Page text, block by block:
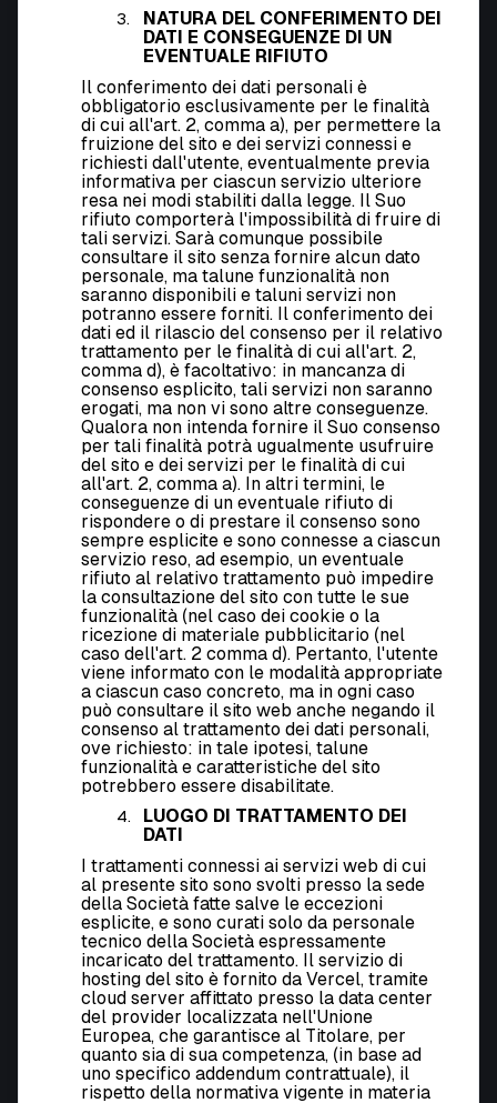
NATURA DEL CONFERIMENTO DEI
DATI E CONSEGUENZE DI UN
EVENTUALE RIFIUTO
Il conferimento dei dati personali è
obbligatorio esclusivamente per le finalità
di cui all'art. 2, comma a), per permettere la
fruizione del sito e dei servizi connessi e
richiesti dall'utente, eventualmente previa
informativa per ciascun servizio ulteriore
resa nei modi stabiliti dalla legge. Il Suo
rifiuto comporterà l'impossibilità di fruire di
tali servizi. Sarà comunque possibile
consultare il sito senza fornire alcun dato
personale, ma talune funzionalità non
saranno disponibili e taluni servizi non
potranno essere forniti. Il conferimento dei
dati ed il rilascio del consenso per il relativo
trattamento per le finalità di cui all'art. 2,
comma d), è facoltativo: in mancanza di
consenso esplicito, tali servizi non saranno
erogati, ma non vi sono altre conseguenze.
Qualora non intenda fornire il Suo consenso
per tali finalità potrà ugualmente usufruire
del sito e dei servizi per le finalità di cui
all'art. 2, comma a). In altri termini, le
conseguenze di un eventuale rifiuto di
rispondere o di prestare il consenso sono
sempre esplicite e sono connesse a ciascun
servizio reso, ad esempio, un eventuale
rifiuto al relativo trattamento può impedire
la consultazione del sito con tutte le sue
funzionalità (nel caso dei cookie o la
ricezione di materiale pubblicitario (nel
caso dell'art. 2 comma d). Pertanto, l'utente
viene informato con le modalità appropriate
a ciascun caso concreto, ma in ogni caso
può consultare il sito web anche negando il
consenso al trattamento dei dati personali,
ove richiesto: in tale ipotesi, talune
funzionalità e caratteristiche del sito
potrebbero essere disabilitate.
LUOGO DI TRATTAMENTO DEI
DATI
I trattamenti connessi ai servizi web di cui
al presente sito sono svolti presso la sede
della Società fatte salve le eccezioni
esplicite, e sono curati solo da personale
tecnico della Società espressamente
incaricato del trattamento. Il servizio di
hosting del sito è fornito da Vercel, tramite
cloud server affittato presso la data center
del provider localizzata nell'Unione
Europea, che garantisce al Titolare, per
quanto sia di sua competenza, (in base ad
uno specifico addendum contrattuale), il
rispetto della normativa vigente in materia